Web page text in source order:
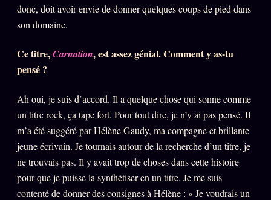
Oracle z/S
Oracle Éclair
Oracle Couples
Oracle Famille
Oracle Sigil Sonore
Oracle Parfum
donc, doit avoir envie de donner quelques coups de pied dans
son domaine.
Ce titre,Carnation, est assez génial. Comment y as-tu
pensé ?
Ah oui, je suis d’accord. Il a quelque chose qui sonne comme
un titre rock, ça tape fort. Pour tout dire, je n’y ai pas pensé. Il
m’a été suggéré par Hélène Gaudy, ma compagne et brillante
jeune écrivain. Je tournais autour de la recherche d’un titre, je
ne trouvais pas. Il y avait trop de choses dans cette histoire
pour que je puisse la synthétiser en un titre. Je me suis
contenté de donner des consignes à Hélène : « Je voudrais un